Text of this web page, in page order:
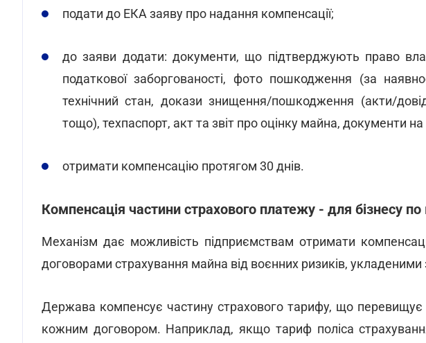
подати до ЕКА заяву про надання компенсації;
до заяви додати: документи, що підтверджують право
податкової заборгованості, фото пошкодження (за
технічний стан, докази знищення/пошкодження (акти/
тощо), техпаспорт, акт та звіт про оцінку майна, документи на
отримати компенсацію протягом 30 днів.
Компенсація частини страхового платежу - для бізнесу по
Механізм дає можливість підприємствам отримати
договорами страхування майна від воєнних ризиків,
Держава компенсує частину страхового тарифу, що
кожним договором. Наприклад, якщо тариф поліса